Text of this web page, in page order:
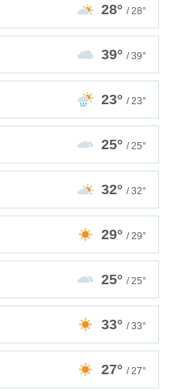
28° / 28°
39° / 39°
23° / 23°
25° / 25°
32° / 32°
29° / 29°
25° / 25°
33° / 33°
27° / 27°